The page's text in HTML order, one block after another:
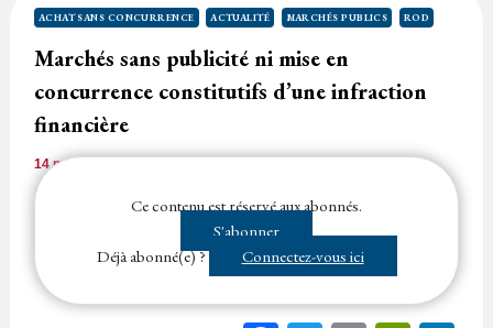
OPÉRATEUR
ACHAT SANS CONCURRENCE ACTUALITÉ MARCHÉS PUBLICS ROD
Marchés sans publicité ni mise en
concurrence constitutifs d’une infraction
financière
14 novembre 2025
Constitue une infraction financière le fait, pour un acheteur, de
passer des commandes sans publicité ni mise en concurrence
alors que le…...
Ce contenu est réservé aux abonnés.
S'abonner
Déjà abonné(e) ?
Connectez-vous ici